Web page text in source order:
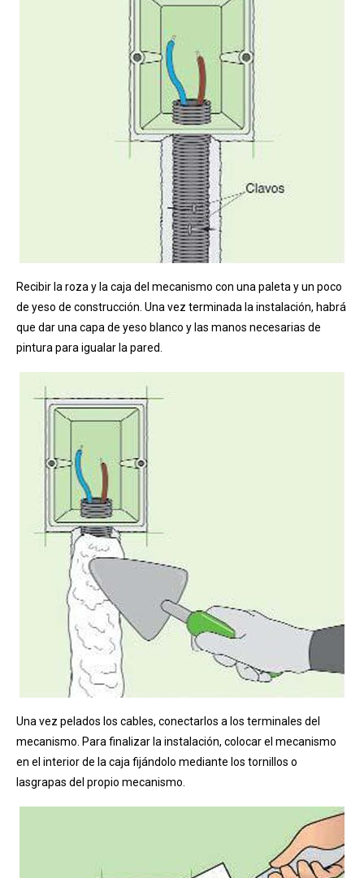
Recibir la roza y la caja del mecanismo con una paleta y un poco
de yeso de construcción. Una vez terminada la instalación, habrá
que dar una capa de yeso blanco y las manos necesarias de
pintura para igualar la pared.
Una vez pelados los cables, conectarlos a los terminales del
mecanismo. Para finalizar la instalación, colocar el mecanismo
en el interior de la caja fijándolo mediante los tornillos o
lasgrapas del propio mecanismo.